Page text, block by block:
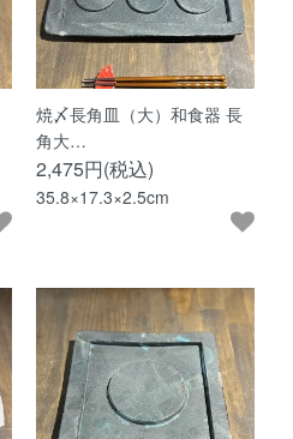
焼〆長角皿（大）和食器 長
角大…
2,475円(税込)
35.8×17.3×2.5cm